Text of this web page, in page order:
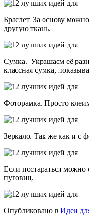
Браслет. За основу
другую ткань.
Сумка. Украшаем её
классная сумка,
Фоторамка. Просто
Зеркало. Так же как и с
Если постараться можно
пуговиц.
Опубликовано в Идеи